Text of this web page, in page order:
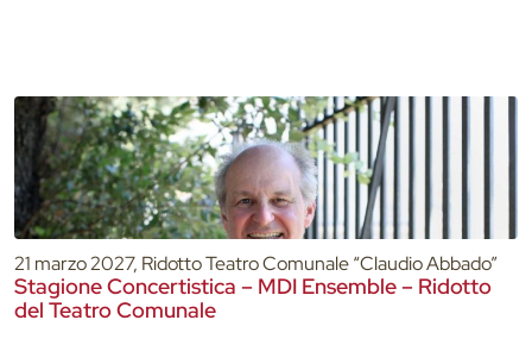
21 marzo 2027, Ridotto Teatro Comunale “Claudio Abbado”
Stagione Concertistica – MDI Ensemble – Ridotto
del Teatro Comunale